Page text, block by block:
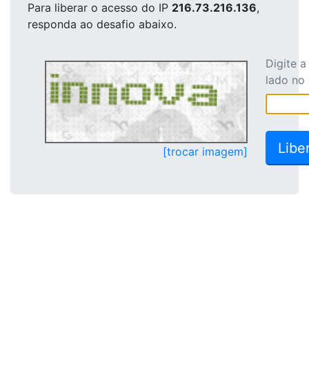
Para liberar o acesso do IP 216.73.216.136,
responda ao desafio abaixo.
[trocar imagem]
Digite
lado no